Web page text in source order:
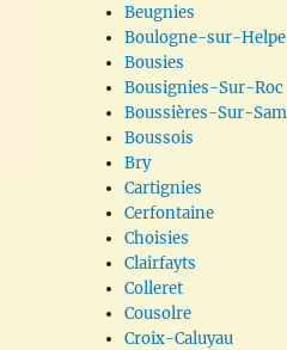
Beugnies
Boulogne-sur-Helpe
Bousies
Bousignies-Sur-Roc
Boussières-Sur-
Boussois
Bry
Cartignies
Cerfontaine
Choisies
Clairfayts
Colleret
Cousolre
Croix-Caluyau